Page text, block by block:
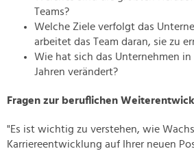
Teams?
Welche Ziele verfolgt das
arbeitet das Team daran, sie zu
Wie hat sich das Unternehmen in
Jahren verändert?
Fragen zur beruflichen
"Es ist wichtig zu verstehen, wie
Karriereentwicklung auf Ihrer neuen